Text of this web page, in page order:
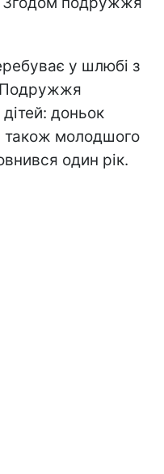
у шлюбі з
Подружжя
доньок
також молодшого
один рік.